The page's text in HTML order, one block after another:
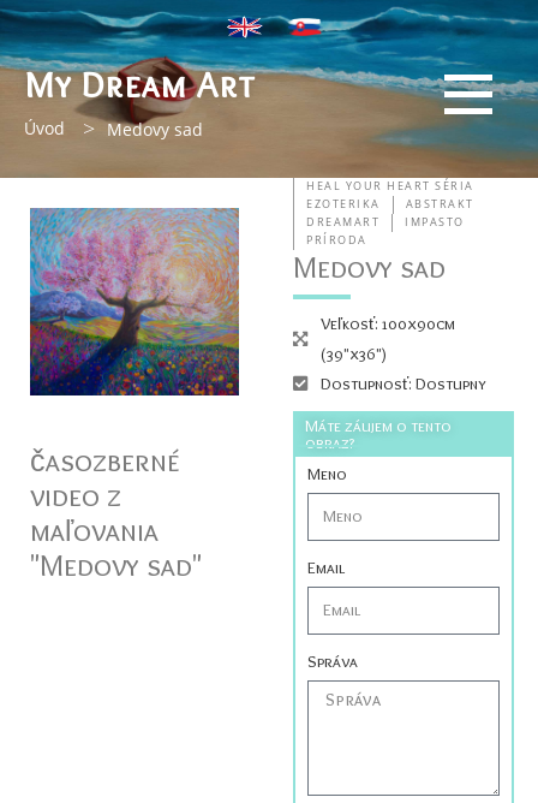
My Dream Art
Úvod > Medovy sad
časozberné
video z
maľovania
"Medovy sad"
HEAL YOUR HEART SÉRIA
EZOTERIKA
ABSTRAKT
DREAMART
IMPASTO
PRÍRODA
Medovy sad
Veľkosť: 100x90cm
(39"x36")
Dostupnosť: Dostupny
Máte záujem o tento
obraz?
Meno
Email
Správa